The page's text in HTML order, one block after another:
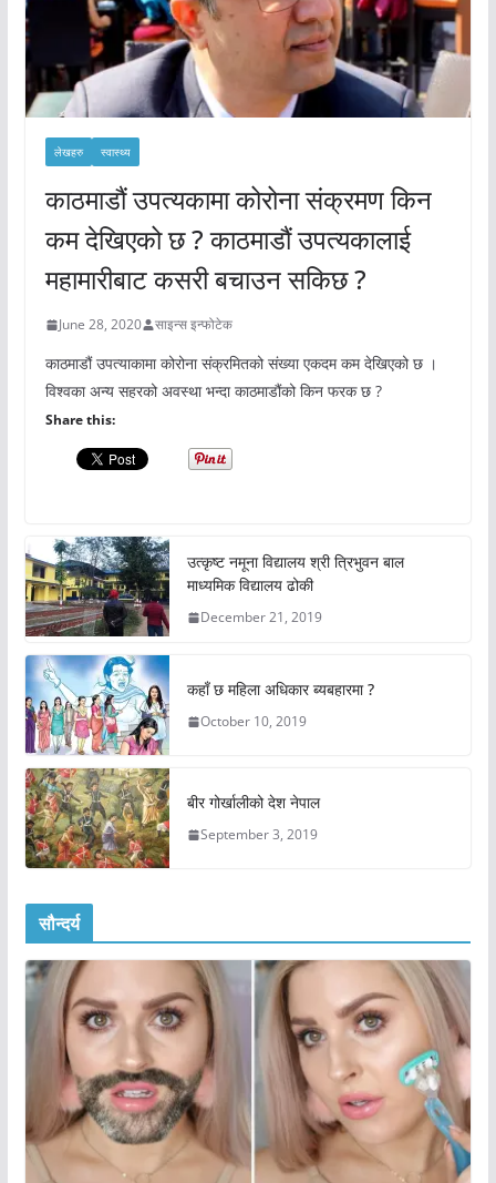
लेखहरु स्वास्थ्य
काठमाडौं उपत्यकामा कोरोना संक्रमण किन
कम देखिएको छ ? काठमाडौं उपत्यकालाई
महामारीबाट कसरी बचाउन सकिछ ?
June 28, 2020 साइन्स इन्फोटेक
काठमाडौं उपत्याकामा कोरोना संक्रमितको संख्या एकदम कम देखिएको छ ।
विश्वका अन्य सहरको अवस्था भन्दा काठमाडौंको किन फरक छ ?
Share this:
उत्कृष्ट नमूना विद्यालय श्री त्रिभुवन बाल
माध्यमिक विद्यालय ढोकी
December 21, 2019
कहाँ छ महिला अधिकार ब्यबहारमा ?
October 10, 2019
बीर गोर्खालीको देश नेपाल
September 3, 2019
सौन्दर्य